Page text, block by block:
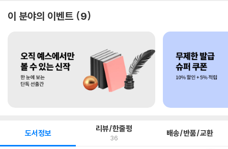
이 분야의 이벤트 9
도서정보 리뷰/한줄평
36 배송/반품/교환